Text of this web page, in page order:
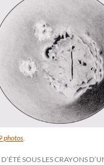
photos.
SOUS LES CRAYONS